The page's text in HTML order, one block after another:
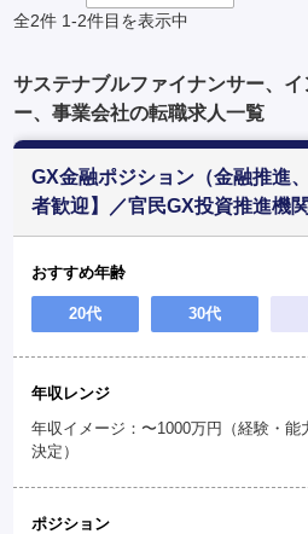
全2件 1-2件目を表示中
サステナブルファイナンサー、
ー、事業会社の転職求人一覧
GX金融ポジション（金融推進
者歓迎】／官民GX投資推進機関
おすすめ年齢
20代 30代
年収レンジ
年収イメージ：〜1000万円（経験・能
決定）
ポジション